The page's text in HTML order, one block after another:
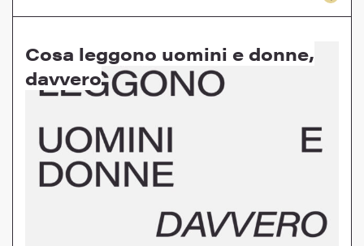
Cosa leggono uomini e donne,
davvero